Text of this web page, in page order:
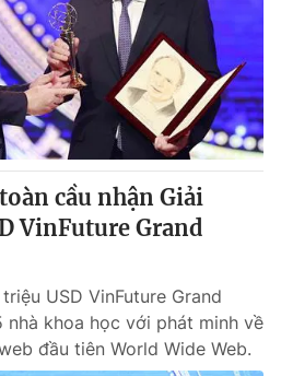
thức nếu không có sự chấp
VTV.vn khi phát hành lại
cầu nhận Giải
VinFuture Grand
USD VinFuture Grand
nhà khoa học với phát minh về
đầu tiên World Wide Web.